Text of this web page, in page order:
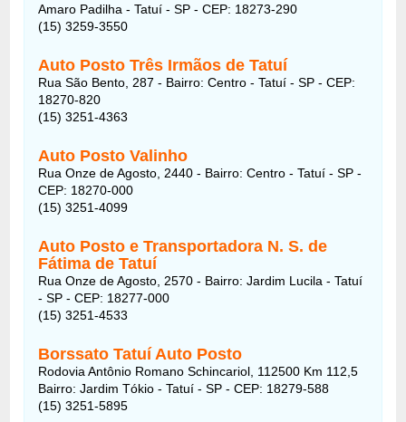
Amaro Padilha - Tatuí - SP - CEP: 18273-290
(15) 3259-3550
Auto Posto Três Irmãos de Tatuí
Rua São Bento, 287 - Bairro: Centro - Tatuí - SP - CEP:
18270-820
(15) 3251-4363
Auto Posto Valinho
Rua Onze de Agosto, 2440 - Bairro: Centro - Tatuí - SP -
CEP: 18270-000
(15) 3251-4099
Auto Posto e Transportadora N. S. de
Fátima de Tatuí
Rua Onze de Agosto, 2570 - Bairro: Jardim Lucila - Tatuí
- SP - CEP: 18277-000
(15) 3251-4533
Borssato Tatuí Auto Posto
Rodovia Antônio Romano Schincariol, 112500 Km 112,5
Bairro: Jardim Tókio - Tatuí - SP - CEP: 18279-588
(15) 3251-5895